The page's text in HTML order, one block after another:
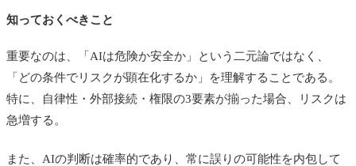
知っておくべきこと
重要なのは、「AIは危険か安全か」という二元論ではなく、
「どの条件でリスクが顕在化するか」を理解することである。
特に、自律性・外部接続・権限の3要素が揃った場合、リスクは
急増する。
また、AIの判断は確率的であり、常に誤りの可能性を内包して